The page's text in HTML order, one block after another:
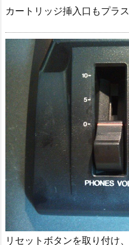
カートリッジ挿入口もプラ
リセットボタンを取り付け